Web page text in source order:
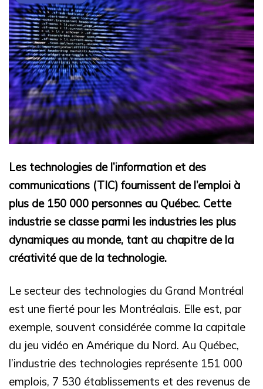
Les technologies de l’information et des
communications (TIC) fournissent de l’emploi à
plus de 150 000 personnes au Québec. Cette
industrie se classe parmi les industries les plus
dynamiques au monde, tant au chapitre de la
créativité que de la technologie.
Le secteur des technologies du Grand Montréal
est une fierté pour les Montréalais. Elle est, par
exemple, souvent considérée comme la capitale
du jeu vidéo en Amérique du Nord. Au Québec,
l’industrie des technologies représente 151 000
emplois, 7 530 établissements et des revenus de